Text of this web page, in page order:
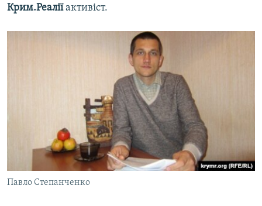
Крим.Реаліїактивіст.
Павло Степанченко